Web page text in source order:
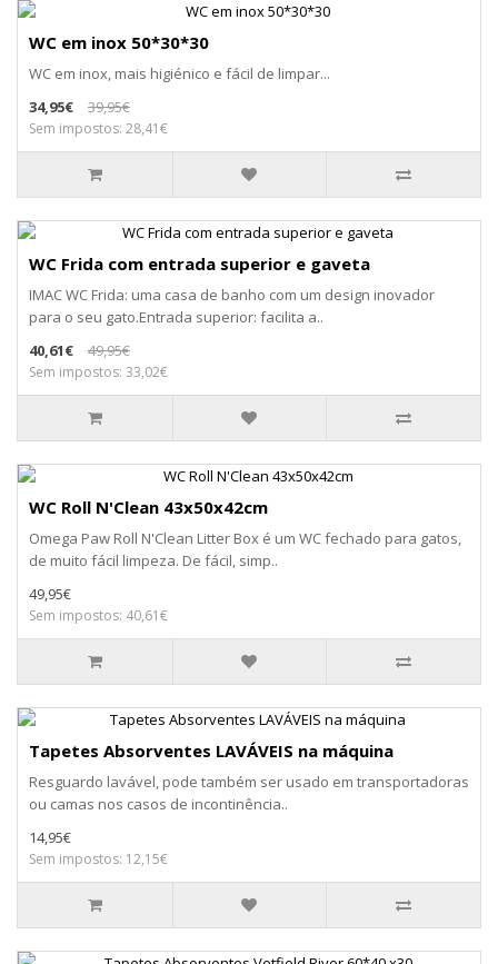
WC em inox 50*30*30
WC em inox, mais higiénico e fácil de limpar...
34,95€
39,95€
Sem impostos: 28,41€
WC Frida com entrada superior e gaveta
IMAC WC Frida: uma casa de banho com um design inovador
para o seu gato.Entrada superior: facilita a..
40,61€
49,95€
Sem impostos: 33,02€
WC Roll N'Clean 43x50x42cm
Omega Paw Roll N'Clean Litter Box é um WC fechado para gatos,
de muito fácil limpeza. De fácil, simp..
49,95€
Sem impostos: 40,61€
Tapetes Absorventes LAVÁVEIS na máquina
Resguardo lavável, pode também ser usado em transportadoras
ou camas nos casos de incontinência..
14,95€
Sem impostos: 12,15€